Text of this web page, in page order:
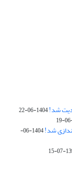
شد!1404-06-22
شد!
1404-06-